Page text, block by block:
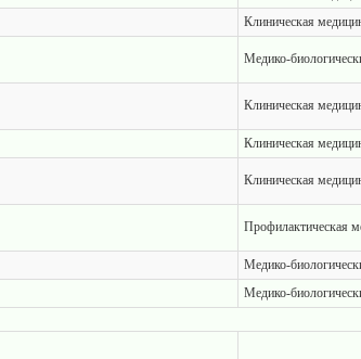
Клиническая
Медико-
Клиническая
Клиническая
Клиническая
Профилактическая
Медико-
Медико-